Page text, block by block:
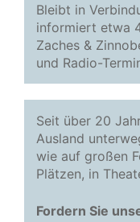
Bleibt in
informiert etwa
Zaches &
und Radio-
Seit über 20
Ausland
wie auf großen
Plätzen, in
Fordern Sie